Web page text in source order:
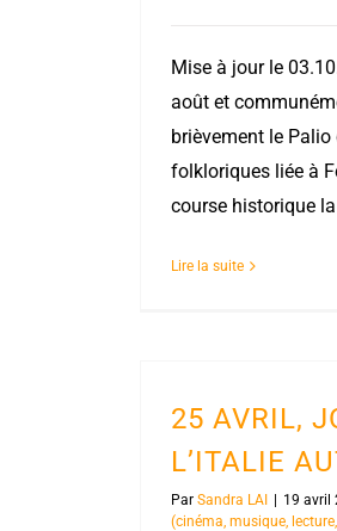
Mise à jour le
août et
brièvement le
folkloriques liée à
course historique
Lire la suite
25 AVRIL,
L’ITALIE
Par Sandra LAI 19 avril
(cinéma, musique,